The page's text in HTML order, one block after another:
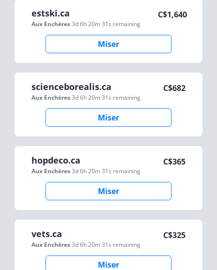
estski.ca
Aux Enchères3d 6h 20m 31s remaining
C$1,640
Miser
scienceborealis.ca
Aux Enchères3d 6h 20m 31s remaining
C$682
Miser
hopdeco.ca
Aux Enchères3d 6h 20m 31s remaining
C$365
Miser
vets.ca
Aux Enchères3d 6h 20m 31s remaining
C$325
Miser